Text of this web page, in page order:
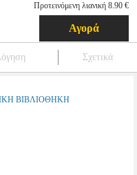
Προτεινόμενη λιανική 8.90 €
Αγορά
Σχετικά
ΒΙΒΛΙΟΘΗΚΗ